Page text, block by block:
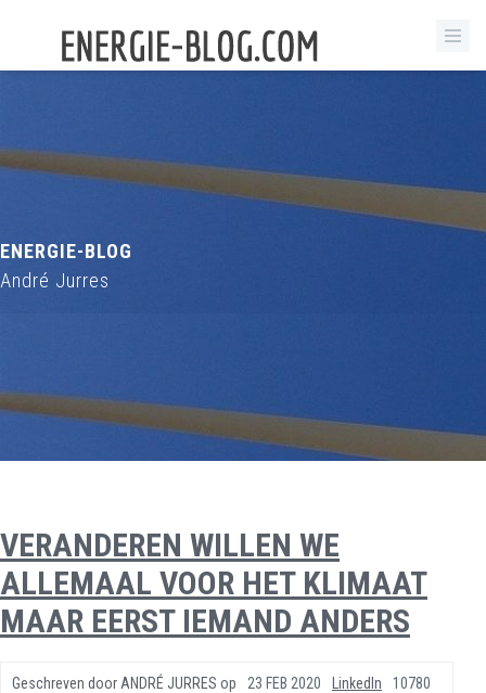
ENERGIE-BLOG
André Jurres
VERANDEREN WILLEN WE
ALLEMAAL VOOR HET KLIMAAT
MAAR EERST IEMAND ANDERS
Geschreven door ANDRÉ JURRES op 23 FEB 2020 10780
LinkedIn